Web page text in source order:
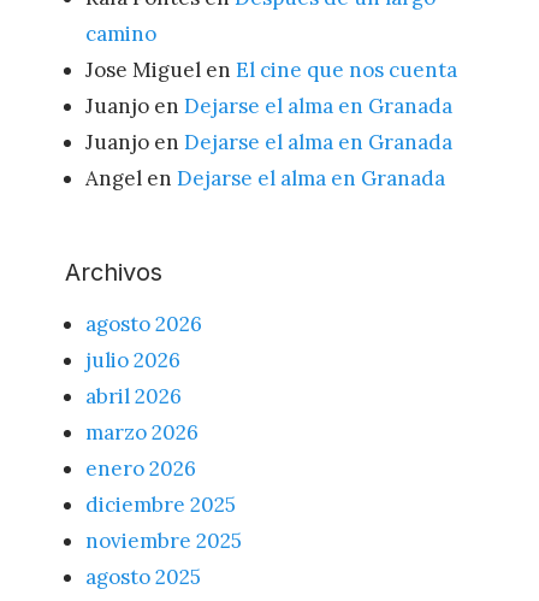
camino
Jose Miguel en El cine que nos cuenta
Juanjo en Dejarse el alma en Granada
Juanjo en Dejarse el alma en Granada
Angel en Dejarse el alma en Granada
Archivos
agosto 2026
julio 2026
abril 2026
marzo 2026
enero 2026
diciembre 2025
noviembre 2025
agosto 2025